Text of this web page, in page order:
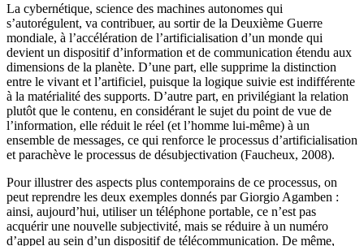
La cybernétique, science des machines autonomes qui
s’autorégulent, va contribuer, au sortir de la Deuxième Guerre
mondiale, à l’accélération de l’artificialisation d’un monde qui
devient un dispositif d’information et de communication étendu aux
dimensions de la planète. D’une part, elle supprime la distinction
entre le vivant et l’artificiel, puisque la logique suivie est indifférente
à la matérialité des supports. D’autre part, en privilégiant la relation
plutôt que le contenu, en considérant le sujet du point de vue de
l’information, elle réduit le réel (et l’homme lui-même) à un
ensemble de messages, ce qui renforce le processus d’artificialisation
et parachève le processus de désubjectivation (Faucheux, 2008).
Pour illustrer des aspects plus contemporains de ce processus, on
peut reprendre les deux exemples donnés par Giorgio Agamben :
ainsi, aujourd’hui, utiliser un téléphone portable, ce n’est pas
acquérir une nouvelle subjectivité, mais se réduire à un numéro
d’appel au sein d’un dispositif de télécommunication. De même,